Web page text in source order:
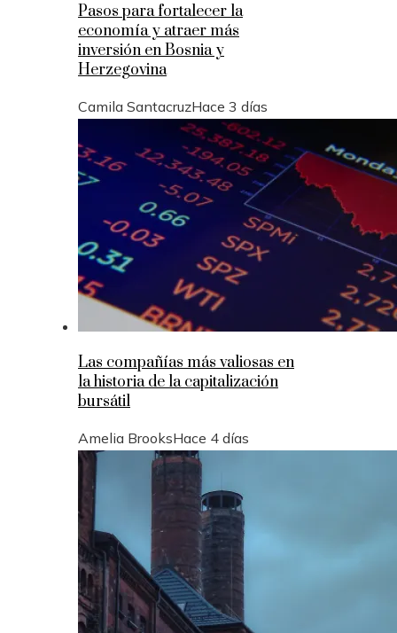
Pasos para fortalecer la
economía y atraer más
inversión en Bosnia y
Herzegovina
Camila SantacruzHace 3 días
Las compañías más valiosas en
la historia de la capitalización
bursátil
Amelia BrooksHace 4 días